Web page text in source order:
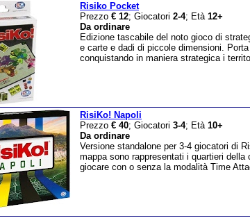
Risiko Pocket
Prezzo € 12; Giocatori 2-4; Età 12+
Da ordinare
Edizione tascabile del noto gioco di
e carte e dadi di piccole dimensioni.
conquistando in maniera strategica i
RisiKo! Napoli
Prezzo € 40; Giocatori 3-4; Età 10+
Da ordinare
Versione standalone per 3-4 giocatori di
mappa sono rappresentati i quartieri
giocare con o senza la modalità Time